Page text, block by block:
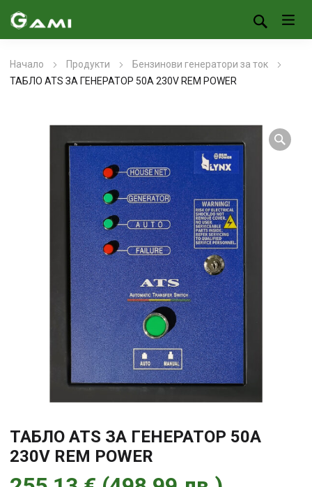
Начало Продукти
Бензинови генератори за ток
ТАБЛО ATS ЗА ГЕНЕРАТОР 50A 230V REM POWER
ТАБЛО ATS ЗА ГЕНЕРАТОР 50A
230V REM POWER